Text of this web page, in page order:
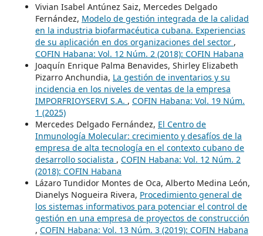
Vivian Isabel Antúnez Saiz, Mercedes Delgado
Fernández, Modelo de gestión integrada de la calidad
en la industria biofarmacéutica cubana. Experiencias
de su aplicación en dos organizaciones del sector ,
COFIN Habana: Vol. 12 Núm. 2 (2018): COFIN Habana
Joaquín Enrique Palma Benavides, Shirley Elizabeth
Pizarro Anchundia, La gestión de inventarios y su
incidencia en los niveles de ventas de la empresa
IMPORFRIOYSERVI S.A. , COFIN Habana: Vol. 19 Núm.
1 (2025)
Mercedes Delgado Fernández, El Centro de
Inmunología Molecular: crecimiento y desafíos de la
empresa de alta tecnología en el contexto cubano de
desarrollo socialista , COFIN Habana: Vol. 12 Núm. 2
(2018): COFIN Habana
Lázaro Tundidor Montes de Oca, Alberto Medina León,
Dianelys Nogueira Rivera, Procedimiento general de
los sistemas informativos para potenciar el control de
gestión en una empresa de proyectos de construcción
, COFIN Habana: Vol. 13 Núm. 3 (2019): COFIN Habana